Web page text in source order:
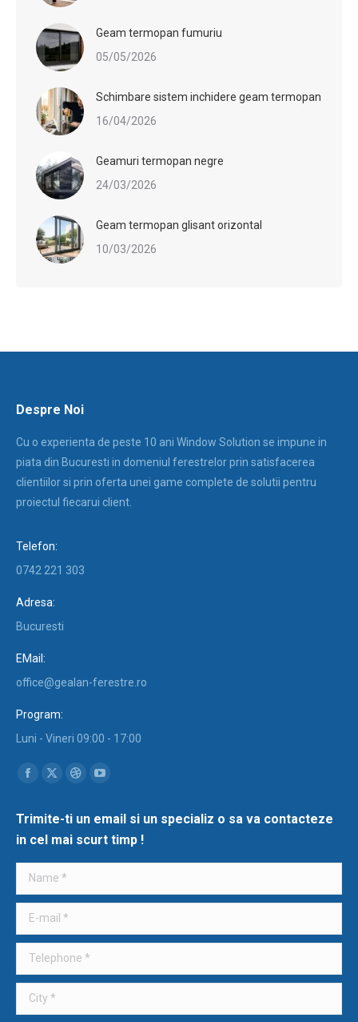
Geam termopan fumuriu
05/05/2026
Schimbare sistem inchidere geam termopan
16/04/2026
Geamuri termopan negre
24/03/2026
Geam termopan glisant orizontal
10/03/2026
Despre Noi
Cu o experienta de peste 10 ani Window Solution se impune in
piata din Bucuresti in domeniul ferestrelor prin satisfacerea
clientiilor si prin oferta unei game complete de solutii pentru
proiectul fiecarui client.
Telefon:
0742 221 303
Adresa:
Bucuresti
EMail:
office@gealan-ferestre.ro
Program:
Luni - Vineri 09:00 - 17:00
Find us on:
Facebook
opens
in
new
window
X
opens
in
new
window
Dribbble
opens
in
new
opens
in
new
Trimite-ti un email si un specializ o sa va contacteze
in cel mai scurt timp !
Name *
E-mail *
Telephone *
City *